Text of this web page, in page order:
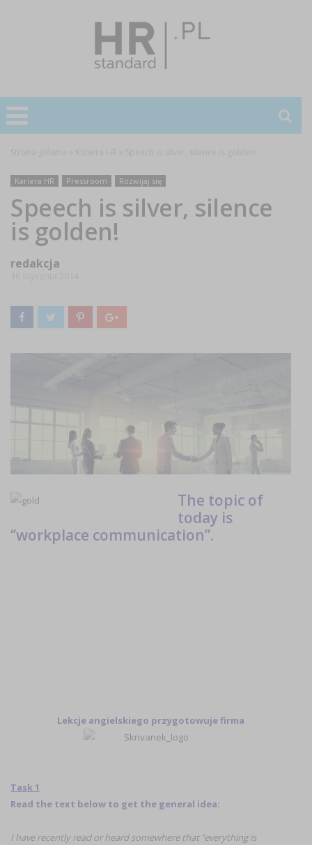
Kariera HR Pressroom Rozwijaj się
Speech is silver, silence
is golden!
redakcja
The topic of
today is
‘’workplace communication’’.
Lekcje angielskiego przygotowuje firma
Task 1
Read the text below to get the general idea:
I have recently read or heard somewhere that ‘’everything is